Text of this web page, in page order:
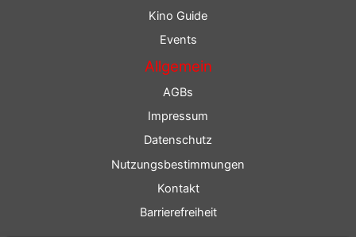
Kino Guide
Events
Allgemein
AGBs
Impressum
Datenschutz
Nutzungsbestimmungen
Kontakt
Barrierefreiheit